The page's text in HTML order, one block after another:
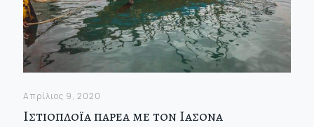
Απρίλιος 9, 2020
Ιστιοπλοϊα παρεα με τον Ιασονα